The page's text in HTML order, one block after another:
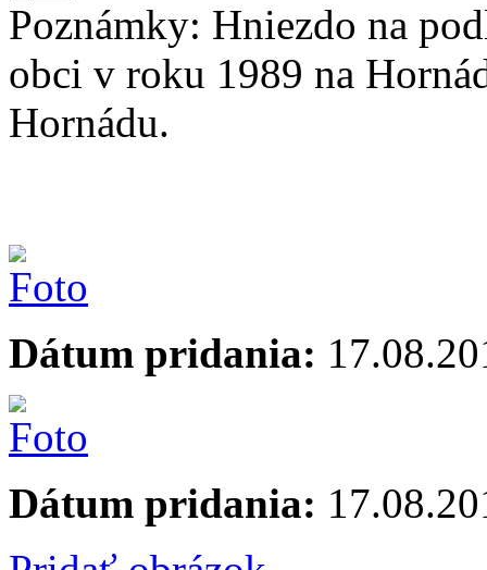
Poznámky: Hniezdo na
obci v roku 1989 na
Hornádu.
Dátum pridania:
Dátum pridania: